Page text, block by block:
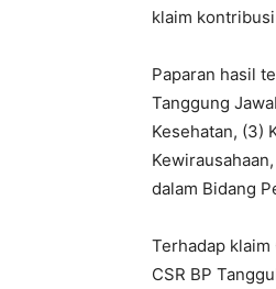
klaim
Paparan hasil
Tanggung
Kesehatan, (3)
dalam Bidang
Terhadap
CSR BP